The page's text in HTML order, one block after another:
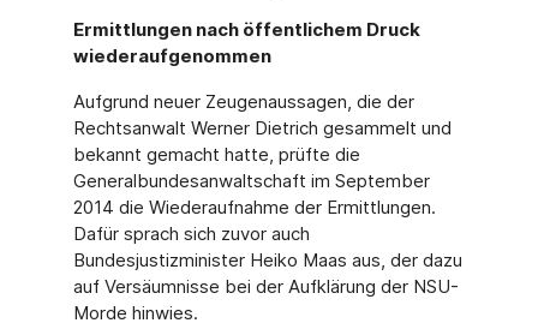
Ermittlungen nach öffentlichem Druck
wiederaufgenommen
Aufgrund neuer Zeugenaussagen, die der
Rechtsanwalt Werner Dietrich gesammelt und
bekannt gemacht hatte, prüfte die
Generalbundesanwaltschaft im September
2014 die Wiederaufnahme der Ermittlungen.
Dafür sprach sich zuvor auch
Bundesjustizminister Heiko Maas aus, der dazu
auf Versäumnisse bei der Aufklärung der NSU-
Morde hinwies.